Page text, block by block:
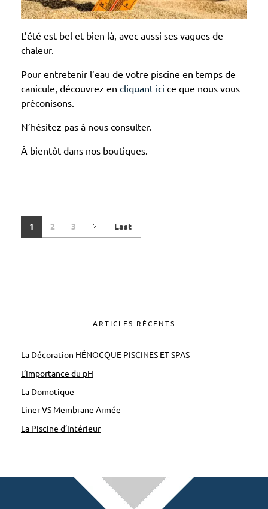
L’été est bel et bien là, avec aussi ses vagues de
chaleur.
Pour entretenir l’eau de votre piscine en temps de
canicule, découvrez en cliquant ici ce que nous vous
préconisons.
N’hésitez pas à nous consulter.
À bientôt dans nos boutiques.
1 2 3 Last
ARTICLES RÉCENTS
La Décoration HÉNOCQUE PISCINES ET SPAS
L’Importance du pH
La Domotique
Liner VS Membrane Armée
La Piscine d’Intérieur